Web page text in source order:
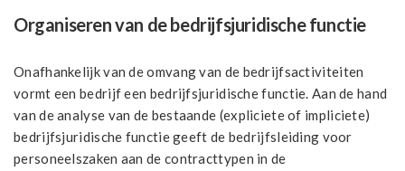
Organiseren van de bedrijfsjuridische functie
Onafhankelijk van de omvang van de bedrijfsactiviteiten
vormt een bedrijf een bedrijfsjuridische functie. Aan de hand
van de analyse van de bestaande (expliciete of impliciete)
bedrijfsjuridische functie geeft de bedrijfsleiding voor
personeelszaken aan de contracttypen in de